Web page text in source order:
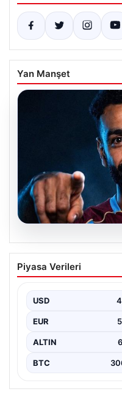
Yan Manşet
05.08.2026
Mohamed Salah
açıklandı!
Piyasa Verileri
USD
EUR
ALTIN
BTC